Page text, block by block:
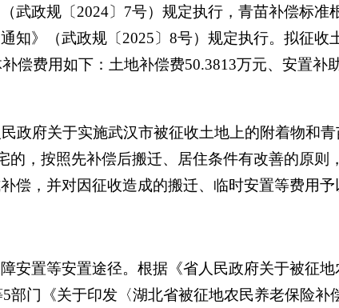
武政规〔 2024〕 7号）规定执行，青苗补偿标准
知》（武政规〔 2025 〕 8号）规定执行。拟征收
偿费用如下：土地补偿费50.3813万元、安置补
政府关于实施武汉市被征收土地上的附着物和
的，按照先补偿后搬迁、居住条件有改善的原则
偿，并对因征收造成的搬迁、临时安置等费用予
安置等安置途径。根据《省人民政府关于被征
5部门《关于印发〈湖北省被征地农民养老保险补